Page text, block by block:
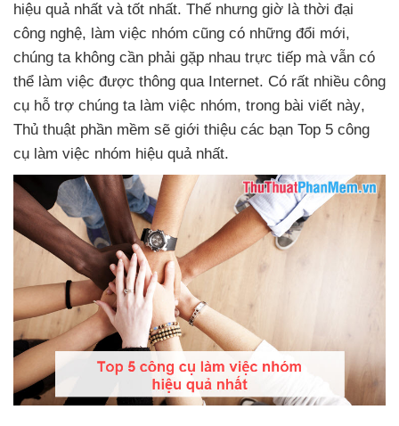
hiệu quả nhất và tốt nhất. Thế nhưng giờ là thời đại
công nghệ, làm việc nhóm cũng có những đổi mới,
chúng ta không cần phải gặp nhau trực tiếp mà vẫn có
thể làm việc được thông qua Internet. Có rất nhiều công
cụ hỗ trợ chúng ta làm việc nhóm, trong bài viết này,
Thủ thuật phần mềm sẽ giới thiệu các bạn Top 5 công
cụ làm việc nhóm hiệu quả nhất.